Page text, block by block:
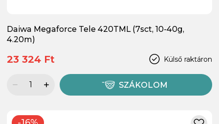
Daiwa Megaforce Tele 420TML (7sct, 10-40g,
4.20m)
Külső raktáron
23 324 Ft
SZÁKOLOM